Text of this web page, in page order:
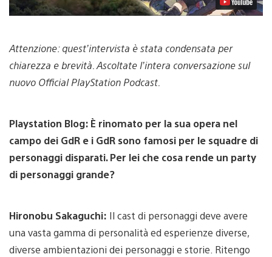
Attenzione: quest’intervista è stata condensata per
chiarezza e brevità. Ascoltate l’intera conversazione sul
nuovo Official PlayStation Podcast.
Playstation Blog: È rinomato per la sua opera nel
campo dei GdR e i GdR sono famosi per le squadre di
personaggi disparati. Per lei che cosa rende un party
di personaggi grande?
Hironobu Sakaguchi: Il cast di personaggi deve avere
una vasta gamma di personalità ed esperienze diverse,
diverse ambientazioni dei personaggi e storie. Ritengo